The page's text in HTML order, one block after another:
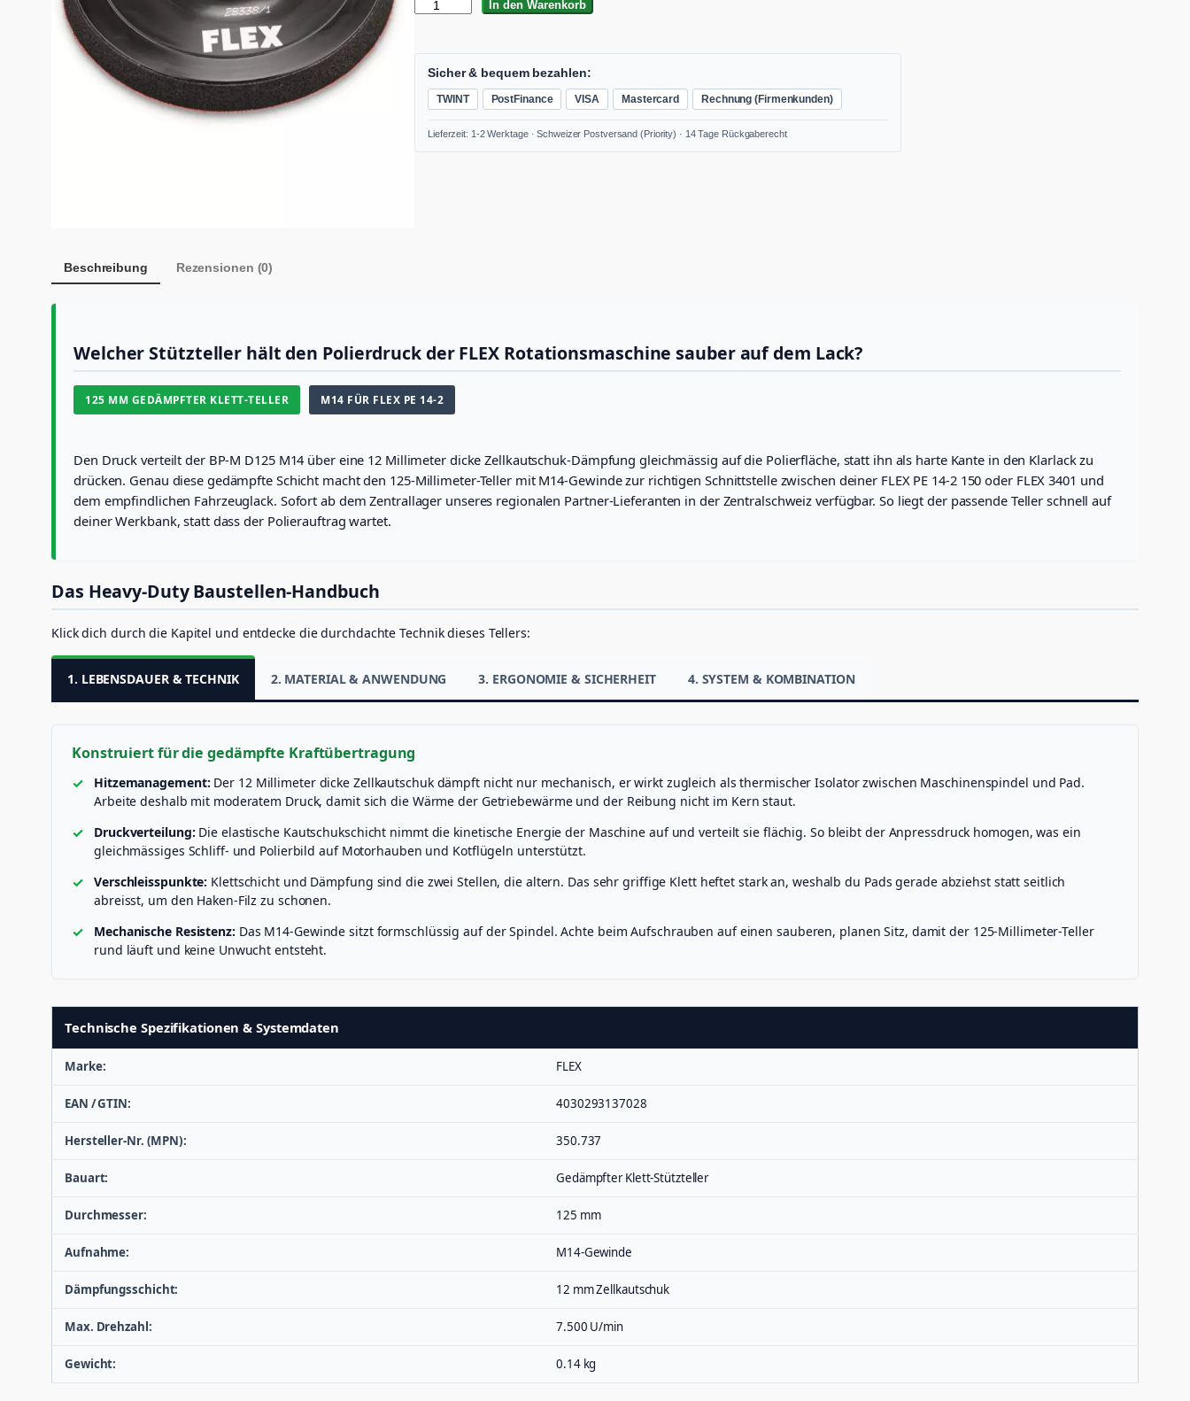
In den Warenkorb
Sicher & bequem bezahlen:
TWINT PostFinance VISA Mastercard Rechnung (Firmenkunden)
Lieferzeit: 1-2 Werktage · Schweizer Postversand (Priority) · 14 Tage Rückgaberecht
Beschreibung Rezensionen (0)
Welcher Stützteller hält den Polierdruck der FLEX Rotationsmaschine sauber auf dem Lack?
125 MM GEDÄMPFTER KLETT-TELLER M14 FÜR FLEX PE 14-2
Den Druck verteilt der BP-M D125 M14 über eine 12 Millimeter dicke Zellkautschuk-Dämpfung gleichmässig auf die Polierfläche, statt ihn als harte Kante in den Klarlack zu
drücken. Genau diese gedämpfte Schicht macht den 125-Millimeter-Teller mit M14-Gewinde zur richtigen Schnittstelle zwischen deiner FLEX PE 14-2 150 oder FLEX 3401 und
dem empfindlichen Fahrzeuglack. Sofort ab dem Zentrallager unseres regionalen Partner-Lieferanten in der Zentralschweiz verfügbar. So liegt der passende Teller schnell auf
deiner Werkbank, statt dass der Polierauftrag wartet.
Das Heavy-Duty Baustellen-Handbuch
Klick dich durch die Kapitel und entdecke die durchdachte Technik dieses Tellers:
1. LEBENSDAUER & TECHNIK 2. MATERIAL & ANWENDUNG 3. ERGONOMIE & SICHERHEIT 4. SYSTEM & KOMBINATION
Konstruiert für die gedämpfte Kraftübertragung
Hitzemanagement: Der 12 Millimeter dicke Zellkautschuk dämpft nicht nur mechanisch, er wirkt zugleich als thermischer Isolator zwischen Maschinenspindel und Pad.
Arbeite deshalb mit moderatem Druck, damit sich die Wärme der Getriebewärme und der Reibung nicht im Kern staut.
Druckverteilung: Die elastische Kautschukschicht nimmt die kinetische Energie der Maschine auf und verteilt sie flächig. So bleibt der Anpressdruck homogen, was ein
gleichmässiges Schliff- und Polierbild auf Motorhauben und Kotflügeln unterstützt.
Verschleisspunkte: Klettschicht und Dämpfung sind die zwei Stellen, die altern. Das sehr griffige Klett heftet stark an, weshalb du Pads gerade abziehst statt seitlich
abreisst, um den Haken-Filz zu schonen.
Mechanische Resistenz: Das M14-Gewinde sitzt formschlüssig auf der Spindel. Achte beim Aufschrauben auf einen sauberen, planen Sitz, damit der 125-Millimeter-Teller
rund läuft und keine Unwucht entsteht.
Technische Spezifikationen & Systemdaten
Marke: FLEX
EAN / GTIN: 4030293137028
Hersteller-Nr. (MPN): 350.737
Bauart: Gedämpfter Klett-Stützteller
Durchmesser: 125 mm
Aufnahme: M14-Gewinde
Dämpfungsschicht: 12 mm Zellkautschuk
Max. Drehzahl: 7.500 U/min
Gewicht: 0.14 kg